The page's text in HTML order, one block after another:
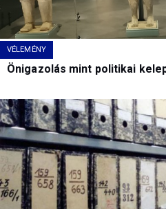
VÉLEMÉNY
Önigazolás mint politikai